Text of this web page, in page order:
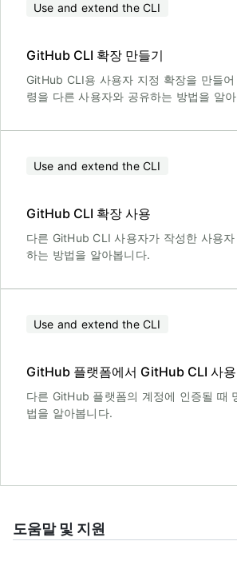
Use and extend the CLI
GitHub CLI 확장 만들기
GitHub CLI용 사용자 지정 확장을 만들
령을 다른 사용자와 공유하는 방법을 알
Use and extend the CLI
GitHub CLI 확장 사용
다른 GitHub CLI 사용자가 작성한 사용
하는 방법을 알아봅니다.
Use and extend the CLI
GitHub 플랫폼에서 GitHub CLI 사용
다른 GitHub 플랫폼의 계정에 인증될 때
법을 알아봅니다.
도움말 및 지원